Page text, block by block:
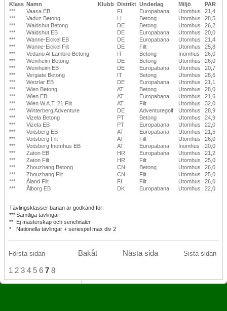
Klass Namn Klubb Distrikt Underlag Miljö
PAR
***
Vaasa EB FI Europabana Utomhus
21,4
***
Vaduz Betong LI Betong Utomhus
28,5
***
Waldshut Betong DE Betong Utomhus
26,2
***
Waldshut EB DE Europabana Utomhus
20,0
***
Wanne-Eickel EB DE Europabana Utomhus
21,4
***
Wanne-Eickel Filt DE Filt Utomhus
25,8
***
Vedano Al Lambro Betong IT Betong Inomhus
26,0
***
Weinheim Betong DE Betong Utomhus
26,0
***
Weinheim EB DE Europabana Utomhus
20,7
***
Vergiate Betong IT Betong Utomhus
28,6
***
Wetzlar EB DE Europabana Utomhus
21,1
***
Wien Betong AT Betong Utomhus
28,0
***
Wien EB AT Europabana Utomhus
21,6
***
Wien W.A.T. 21 Filt AT Filt Utomhus
32,0
***
Winterberg Adventure DE Adventuregolf Utomhus
28,9
***
Vizela Betong PT Betong Utomhus
24,9
***
Vizela EB PT Europabana Utomhus
22,0
***
Voitsberg EB AT Europabana Utomhus
21,5
***
Voitsberg Filt AT Filt Utomhus
26,0
***
Voitsberg Inomhus EB AT Europabana Inomhus
20,0
***
Zaton EB HR Europabana Utomhus
21,2
***
Zaton Filt HR Filt Utomhus
25,0
***
Zhouzhang Betong CN Betong Utomhus
26,0
***
Zhouzhang Filt CN Filt Utomhus
25,0
***
Åland Filt FI Filt Utomhus
26,0
***
Ålborg EB DK Europabana Utomhus 22,0
Tävlingsklasser banan är godkänd för:
***Samtliga tävlingar
** Ej mästerskap och seriefinaler
*
Nationella tävlingar + seriespel max div 2
Första sidan Bakåt Nästa sida Sista sidan
1 2 3 4 5 6 7 8